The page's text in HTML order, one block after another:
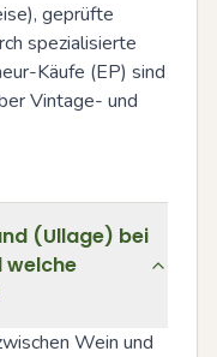
geprüfte
spezialisierte
Käufe (EP) sind
Vintage- und
(Ullage) bei
welche
Wein und